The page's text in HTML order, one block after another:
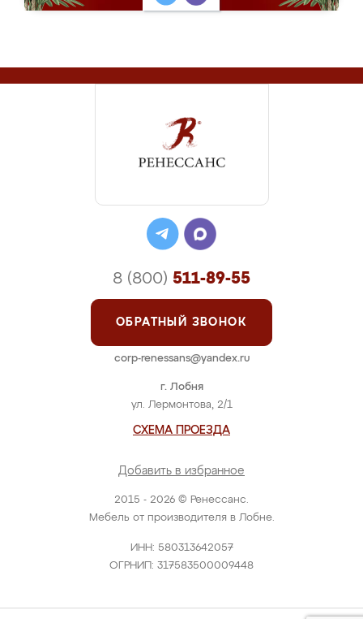
2015 - 2026 © Ренессанс.
Мебель от производителя в Лобне.
ИНН: 580313642057
ОГРНИП: 317583500009448
г. Лобня
ул. Лермонтова, 2/1
СХЕМА ПРОЕЗДА
Добавить в избранное
8 (800) 511-89-55
ОБРАТНЫЙ ЗВОНОК
corp-renessans@yandex.ru